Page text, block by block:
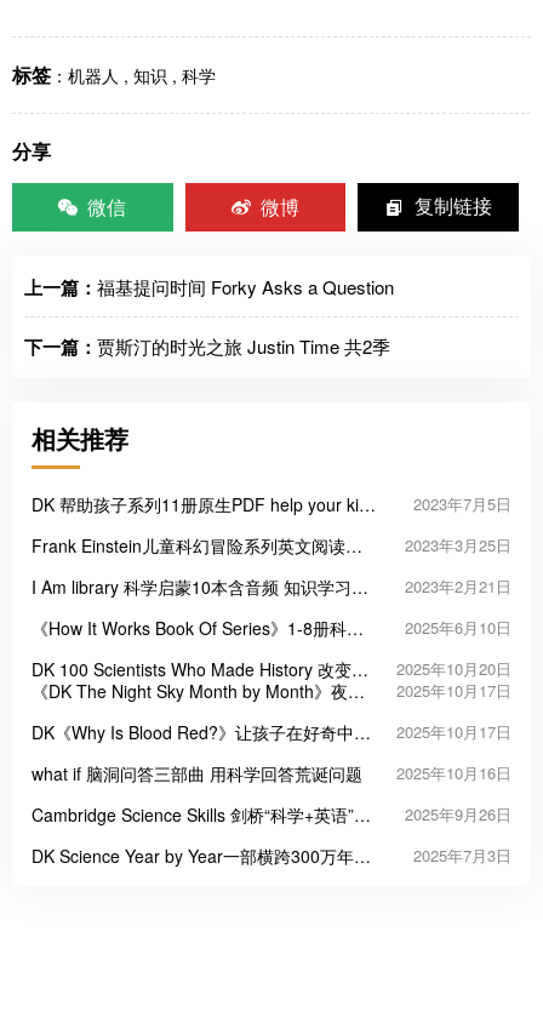
标签 ： 机器人 , 知识 , 科学
分享
微信
微博 复制链接
上一篇： 福基提问时间 Forky Asks a Question
下一篇： 贾斯汀的时光之旅 Justin Time 共2季
相关推荐
DK 帮助孩子系列11册原生PDF help your kids
2023年7月5日
Frank Einstein儿童科幻冒险系列英文阅读
2023年3月25日
I Am library 科学启蒙10本含音频 知识学习英
2023年2月21日
《How It Works Book Of Series》1-8册科普
2025年6月10日
DK 100 Scientists Who Made History 改变世
界的100位科学家
2025年10月20日
《DK The Night Sky Month by Month》夜空
2025年10月17日
DK《Why Is Blood Red?》让孩子在好奇中爱
2025年10月17日
what if 脑洞问答三部曲 用科学回答荒诞问题 2025年10月16日
Cambridge Science Skills 剑桥“科学+英语”跨
2025年9月26日
DK Science Year by Year一部横跨300万年的
2025年7月3日